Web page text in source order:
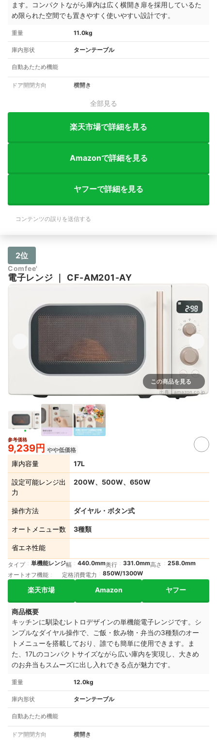
ます。コンパクトながら庫内は広く横開き扉を採用しているた
め限られた空間でも置きやすく使いやすい設計です。
重量 11.0kg
庫内形状 ターンテーブル
自動あたため機能
ドア開閉方向 横開き
全部見る
楽天市場で詳細を見る
Amazonで詳細を見る
ヤフーで詳細を見る
コンテンツの誤りを送信する
2位
Comfee'
電子レンジ CF-AM201-AY
この商品を見る
出典： amazon.co.jp
参考価格
9,239円 やや低価格
庫内容量 17L
設定可能レンジ出
力
200W、500W、650W
操作方法 ダイヤル・ボタン式
オートメニュー数 3種類
省エネ性能
タイプ 単機能レンジ幅 440.0mm奥行 331.0mm高さ
258.0mm
オートオフ機能
定格消費電力 850W/1300W
楽天市場 Amazon ヤフー
商品概要
キッチンに馴染むレトロデザインの単機能電子レンジです。シ
ンプルなダイヤル操作で、ご飯・飲み物・弁当の3種類のオー
トメニューを搭載しており、誰でも簡単に使用できます。ま
た、17Lのコンパクトサイズながら広い庫内を実現し、大きめ
のお弁当もスムーズに出し入れできる点が魅力です。
重量 12.0kg
庫内形状 ターンテーブル
自動あたため機能
ドア開閉方向 横開き